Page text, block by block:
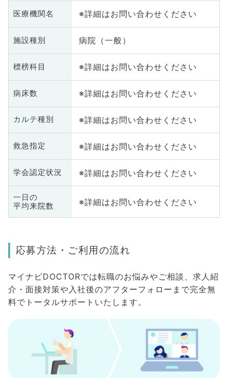
医療機関名 ※詳細はお問い合わせください
施設種別 病院（一般）
標榜科目 ※詳細はお問い合わせください
病床数 ※詳細はお問い合わせください
カルテ種別 ※詳細はお問い合わせください
救急指定 ※詳細はお問い合わせください
学会認定状況 ※詳細はお問い合わせください
一日の
平均来院数
※詳細はお問い合わせください
応募方法・ご利用の流れ
マイナビDOCTORでは転職のお悩みやご相談、求人紹
介・面接対策や入社後のアフターフォローまで完全無
料でトータルサポートいたします。